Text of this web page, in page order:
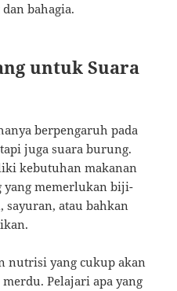
bahagia.
untuk Suara
berpengaruh pada
juga suara burung.
kebutuhan makanan
yang memerlukan biji-
sayuran, atau bahkan
nutrisi yang cukup akan
Pelajari apa yang